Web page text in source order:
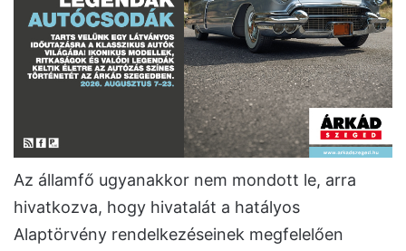
Az államfő ugyanakkor nem mondott le, arra
hivatkozva, hogy hivatalát a hatályos
Alaptörvény rendelkezéseinek megfelelően